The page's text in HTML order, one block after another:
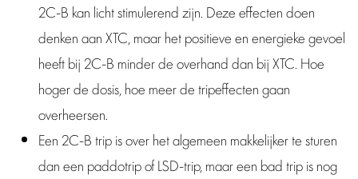
2C-B kan licht stimulerend zijn. Deze effecten doen
denken aan XTC, maar het positieve en energieke gevoel
heeft bij 2C-B minder de overhand dan bij XTC. Hoe
hoger de dosis, hoe meer de tripeffecten gaan
overheersen.
Een 2C-B trip is over het algemeen makkelijker te sturen
dan een paddotrip of LSD-trip, maar een bad trip is nog